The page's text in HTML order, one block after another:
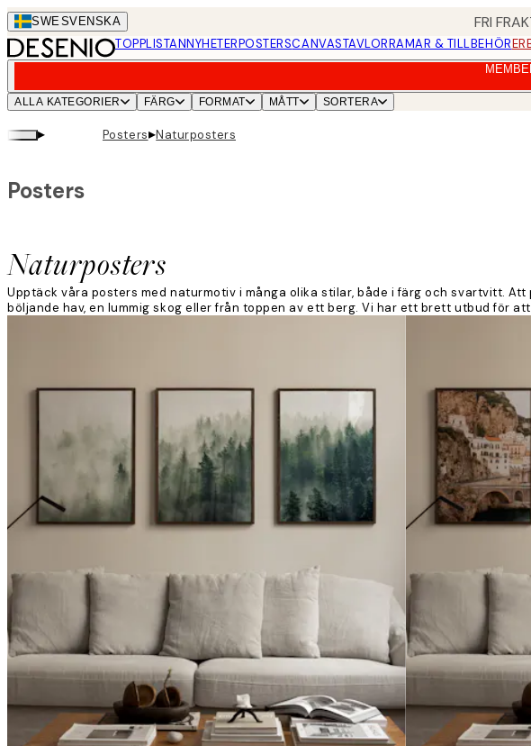
Skip
to
main
SWESVENSKA FRI
TOPPLISTANNYHETERPOSTERSCANVASTAVLORRAMAR & TILLBEHÖR
ALLA KATEGORIER FÄRG FORMAT MÅTT SORTERA
▸ Posters▸Naturposters
Naturposters
Posters
Upptäck våra posters med naturmotiv i många olika stilar, både i färg och svartvitt.
böljande hav, en lummig skog eller från toppen av ett berg. Vi har ett brett utbud för